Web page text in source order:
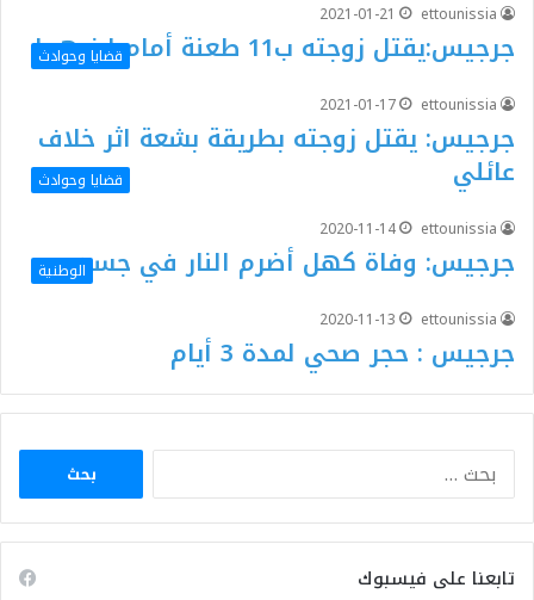
ettounissia
2021-01-21
جرجيس:يقتل زوجته ب11 طعنة أمام ابنيهما
قضايا وحوادث
ettounissia
2021-01-17
جرجيس: يقتل زوجته بطريقة بشعة اثر خلاف
عائلي
قضايا وحوادث
ettounissia
2020-11-14
جرجيس: وفاة كهل أضرم النار في جسدهالوطنية
ettounissia
2020-11-13
جرجيس : حجر صحي لمدة 3 أيام
البحث
تابعنا على فيسبوك